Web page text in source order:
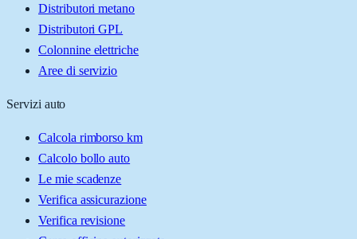
Distributori metano
Distributori GPL
Colonnine elettriche
Aree di servizio
Servizi auto
Calcola rimborso km
Calcolo bollo auto
Le mie scadenze
Verifica assicurazione
Verifica revisione